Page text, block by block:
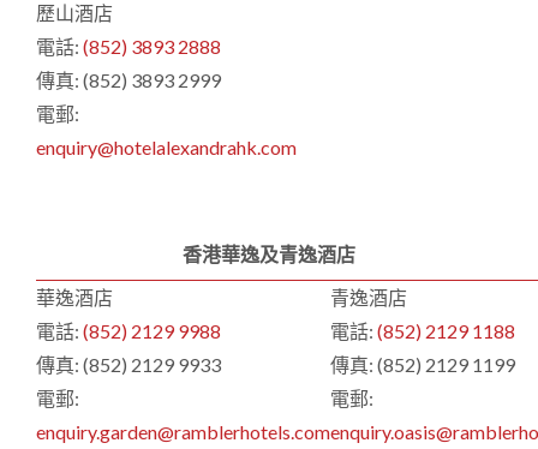
歷山酒店
電話: (852) 3893 2888
傳真: (852) 3893 2999
電郵:
enquiry@hotelalexandrahk.com
香港華逸及青逸酒店
華逸酒店
青逸酒店
電話: (852) 2129 9988 電話: (852) 2129 1188
傳真: (852) 2129 9933
傳真: (852) 2129 1199
電郵:
enquiry.garden@ramblerhotels.com
電郵: